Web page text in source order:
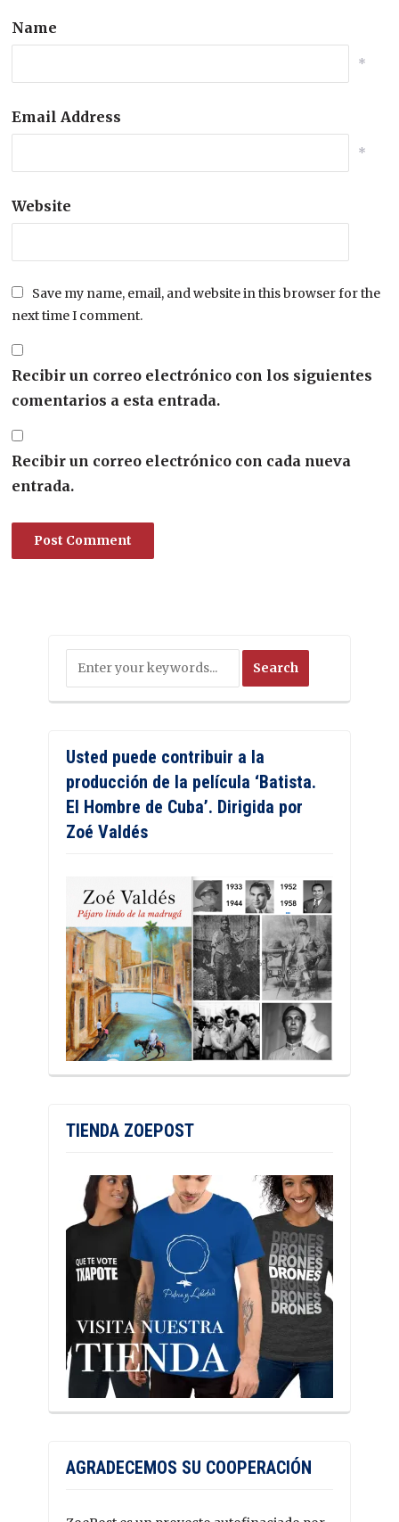
Name
*
Email Address
*
Website
Save my name, email, and website in this browser for the
next time I comment.
Recibir un correo electrónico con los siguientes
comentarios a esta entrada.
Recibir un correo electrónico con cada nueva
entrada.
Usted puede contribuir a la
producción de la película ‘Batista.
El Hombre de Cuba’. Dirigida por
Zoé Valdés
TIENDA ZOEPOST
AGRADECEMOS SU COOPERACIÓN